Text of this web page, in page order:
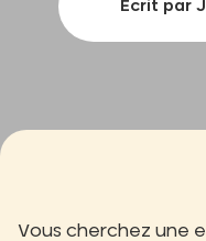
Écrit par
Vous cherchez une